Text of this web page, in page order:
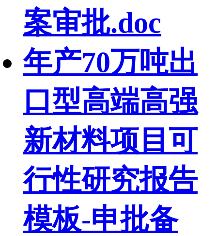
案审批.doc
年产70万吨出
口型高端高强
新材料项目可
行性研究报告
模板-申批备